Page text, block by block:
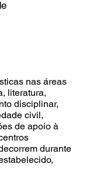
nas áreas
literatura,
disciplinar,
civil,
de apoio à
durante